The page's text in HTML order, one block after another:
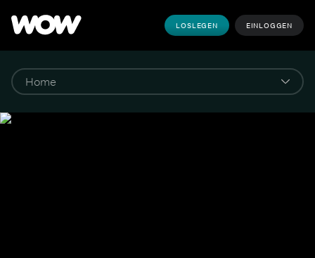
LOSLEGEN EINLOGGEN